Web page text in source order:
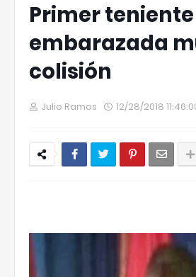
Primer teniente
embarazada
colisión
Julio Ramos 12/28/2018